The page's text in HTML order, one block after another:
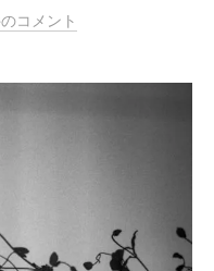
コメント